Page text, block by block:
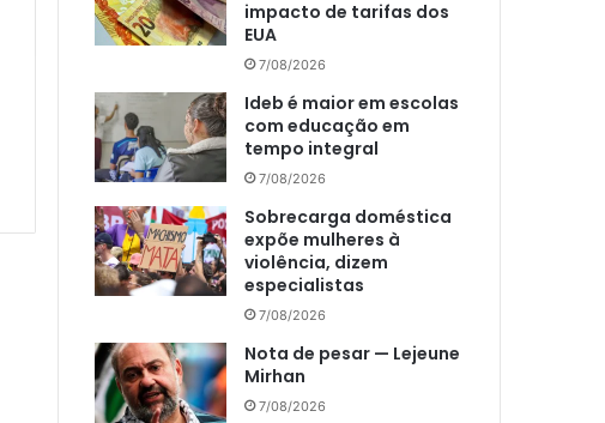
impacto de tarifas dos
EUA
7/08/2026
Ideb é maior em escolas
com educação em
tempo integral
7/08/2026
Sobrecarga doméstica
expõe mulheres à
violência, dizem
especialistas
7/08/2026
Nota de pesar — Lejeune
Mirhan
7/08/2026